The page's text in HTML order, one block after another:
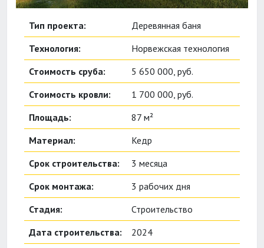
Тип проекта:
Деревянная баня
Технология:
Норвежская технология
Стоимость сруба:
5 650 000, руб.
Стоимость кровли:
1 700 000, руб.
Площадь:
87 м²
Материал:
Кедр
Срок строительства:
3 месяца
Срок монтажа:
3 рабочих дня
Стадия:
Строительство
Дата строительства:
2024